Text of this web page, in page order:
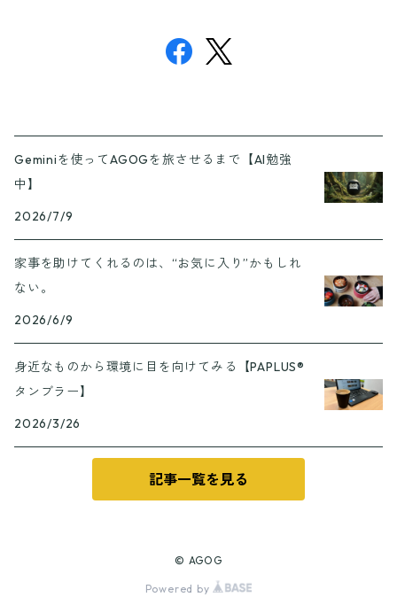
Geminiを使ってAGOGを旅させるまで【AI勉強
中】
2026/7/9
家事を助けてくれるのは、“お気に入り”かもしれ
ない。
2026/6/9
身近なものから環境に目を向けてみる【PAPLUS®
タンブラー】
2026/3/26
記事一覧を見る
© AGOG
Powered by